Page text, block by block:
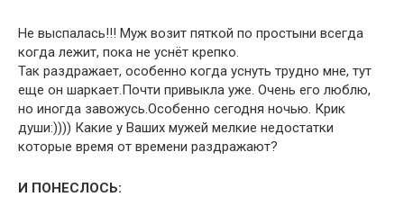
Не выспалась!!! Муж возит пяткой по простыни всегда
когда лежит, пока не уснёт крепко.
Так раздражает, особенно когда уснуть трудно мне, тут
еще он шаркает.Почти привыкла уже. Очень его люблю,
но иногда завожусь.Особенно сегодня ночью. Крик
души:)))) Какие у Ваших мужей мелкие недостатки
которые время от времени раздражают?
И ПОНЕСЛОСЬ: